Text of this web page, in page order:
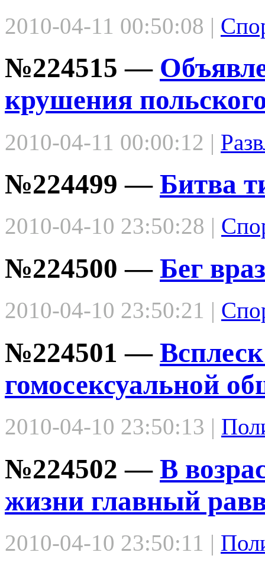
2010-04-11 00:50:08 |
№224515 —
крушения
2010-04-11 00:00:12 |
№224499 — Битва
2010-04-10 23:50:28 |
№224500 — Бег
2010-04-10 23:50:21 |
№224501 —
гомосексуальной
2010-04-10 23:50:13 |
№224502 — В
жизни главный
2010-04-10 23:50:11 |